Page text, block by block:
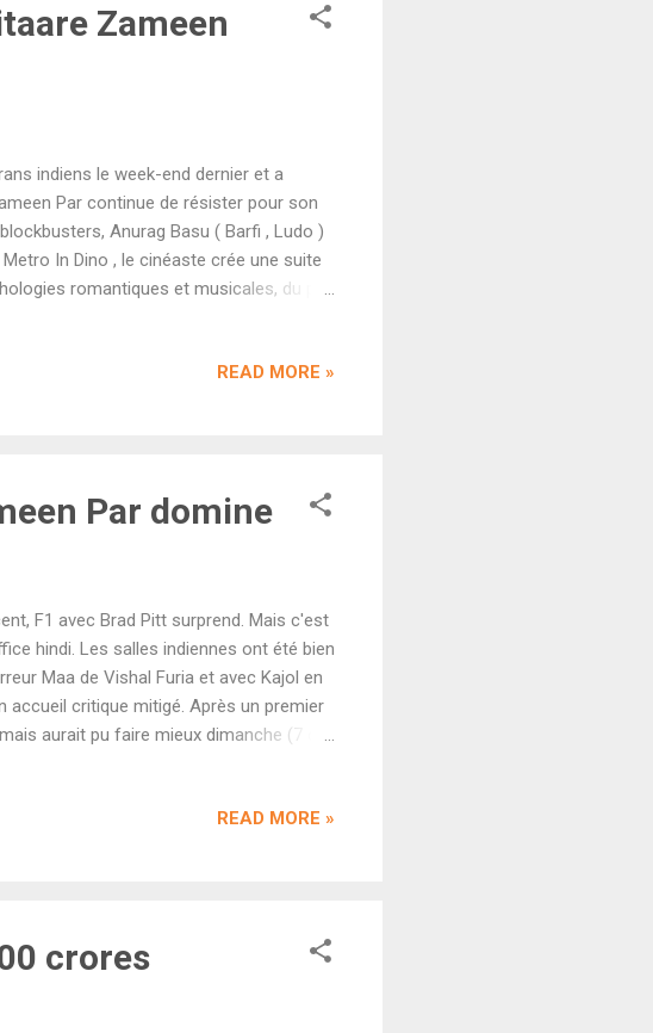
Zameen
indiens le week-end dernier et a
Par continue de résister pour son
Anurag Basu ( Barfi , Ludo )
In Dino , le cinéaste crée une suite
romantiques et musicales, du pur
En résulte un week-end de 18,65 crores
READ MORE »
Par domine
F1 avec Brad Pitt surprend. Mais c'est
hindi. Les salles indiennes ont été bien
Maa de Vishal Furia et avec Kajol en
critique mitigé. Après un premier
aurait pu faire mieux dimanche (7 cr).
ne pas avoir eu d'impact réel sur le box-
READ MORE »
crores